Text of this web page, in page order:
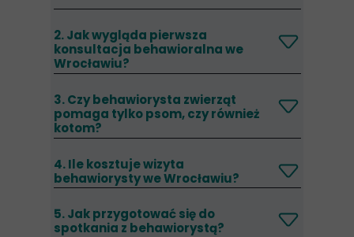
2. Jak wygląda pierwsza
konsultacja behawioralna we
Wrocławiu?
3. Czy behawiorysta zwierząt
pomaga tylko psom, czy również
kotom?
4. Ile kosztuje wizyta
behawiorysty we Wrocławiu?
5. Jak przygotować się do
spotkania z behawiorystą?